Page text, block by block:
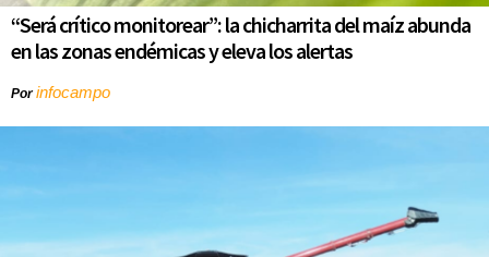
“Será crítico monitorear”: la chicharrita del maíz abunda
en las zonas endémicas y eleva los alertas
Porinfocampo